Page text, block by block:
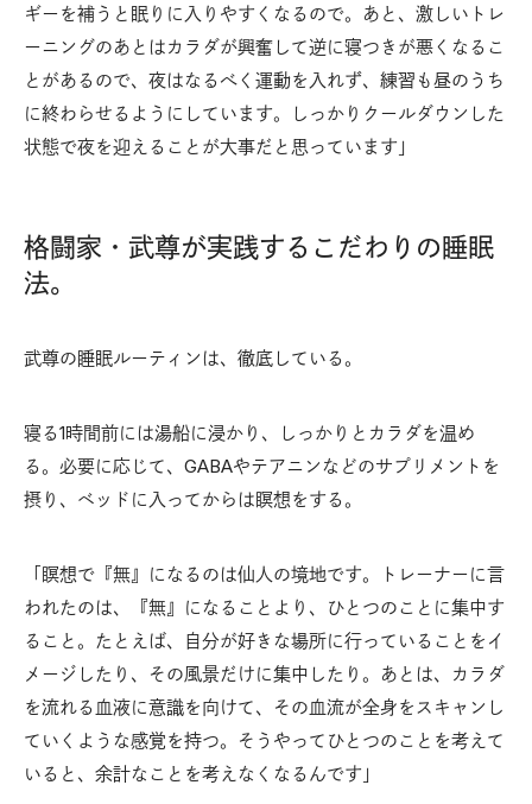
ギーを補うと眠りに入りやすくなるので。あと、激しいトレ
ーニングのあとはカラダが興奮して逆に寝つきが悪くなるこ
とがあるので、夜はなるべく運動を入れず、練習も昼のうち
に終わらせるようにしています。しっかりクールダウンした
状態で夜を迎えることが大事だと思っています」
格闘家・武尊が実践するこだわりの睡眠
法。
武尊の睡眠ルーティンは、徹底している。
寝る1時間前には湯船に浸かり、しっかりとカラダを温め
る。必要に応じて、GABAやテアニンなどのサプリメントを
摂り、ベッドに入ってからは瞑想をする。
「瞑想で『無』になるのは仙人の境地です。トレーナーに言
われたのは、『無』になることより、ひとつのことに集中す
ること。たとえば、自分が好きな場所に行っていることをイ
メージしたり、その風景だけに集中したり。あとは、カラダ
を流れる血液に意識を向けて、その血流が全身をスキャンし
ていくような感覚を持つ。そうやってひとつのことを考えて
いると、余計なことを考えなくなるんです」